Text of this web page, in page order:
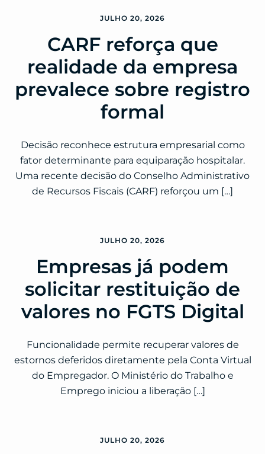
JULHO 20, 2026
CARF reforça que
realidade da empresa
prevalece sobre registro
formal
Decisão reconhece estrutura empresarial como
fator determinante para equiparação hospitalar.
Uma recente decisão do Conselho Administrativo
de Recursos Fiscais (CARF) reforçou um […]
JULHO 20, 2026
Empresas já podem
solicitar restituição de
valores no FGTS Digital
Funcionalidade permite recuperar valores de
estornos deferidos diretamente pela Conta Virtual
do Empregador. O Ministério do Trabalho e
Emprego iniciou a liberação […]
JULHO 20, 2026